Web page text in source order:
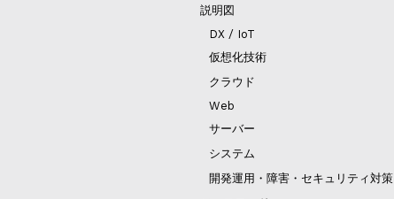
説明図
DX / IoT
仮想化技術
クラウド
Web
サーバー
システム
開発運用・障害・セキュリティ対策